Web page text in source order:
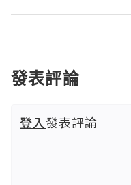
發表評論
登入發表評論